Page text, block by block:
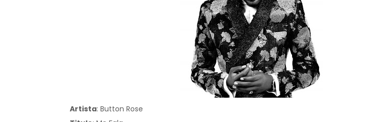
Artista: Button Rose